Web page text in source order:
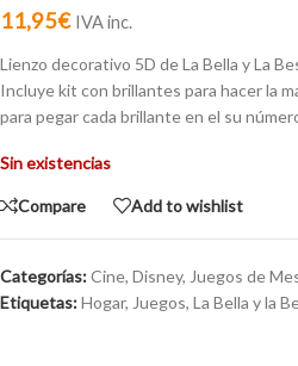
11,95€ IVA inc.
Lienzo decorativo 5D de La Bella y La
Incluye kit con brillantes para hacer la
para pegar cada brillante en el su
Sin existencias
Compare Add to wishlist
Categorías:Cine, Disney, Juegos de
Etiquetas:Hogar, Juegos, La Bella y la